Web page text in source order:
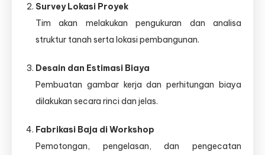
Survey Lokasi Proyek
Tim akan melakukan pengukuran dan analisa
struktur tanah serta lokasi pembangunan.
Desain dan Estimasi Biaya
Pembuatan gambar kerja dan perhitungan biaya
dilakukan secara rinci dan jelas.
Fabrikasi Baja di Workshop
Pemotongan, pengelasan, dan pengecatan